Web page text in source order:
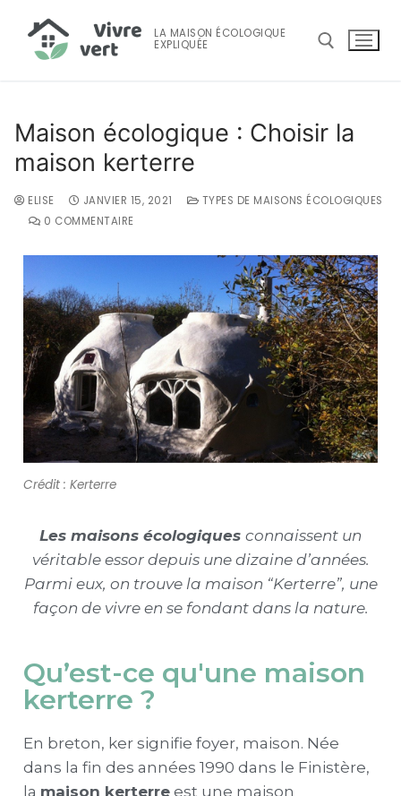
LA MAISON ÉCOLOGIQUE
EXPLIQUÉE
Accueil
Maison Écologique
Maison écologique
Types de maison écologique
Consommation D’énergie
Consommation d’énergie
Chauffer sa maison
Énergie solaire
Électricité
Ameublement Écologique
Blog
À Propos
Maison écologique : Choisir la
maison kerterre
ELISE JANVIER 15, 2021
TYPES DE MAISONS ÉCOLOGIQUES
0 COMMENTAIRE
Crédit : Kerterre
Les maisons écologiques connaissent un
véritable essor depuis une dizaine d’années.
Parmi eux, on trouve la maison “Kerterre”, une
façon de vivre en se fondant dans la nature.
Qu’est-ce qu'une maison
kerterre ?
En breton, ker signifie foyer, maison. Née
dans la fin des années 1990 dans le Finistère,
la maison kerterre est une maison